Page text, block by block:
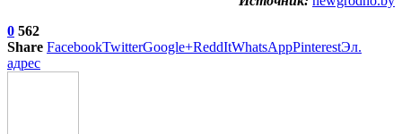
0 562
Share FacebookTwitterGoogle+ReddItWhatsAppPinterestЭл.
адрес